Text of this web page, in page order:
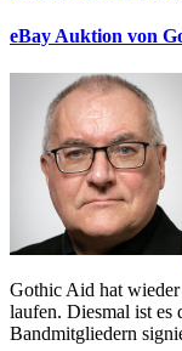
eBay Auktion von
Gothic Aid hat wieder eine Auktion für den guten Zweck bei eBay
laufen. Diesmal ist
Bandmitgliedern